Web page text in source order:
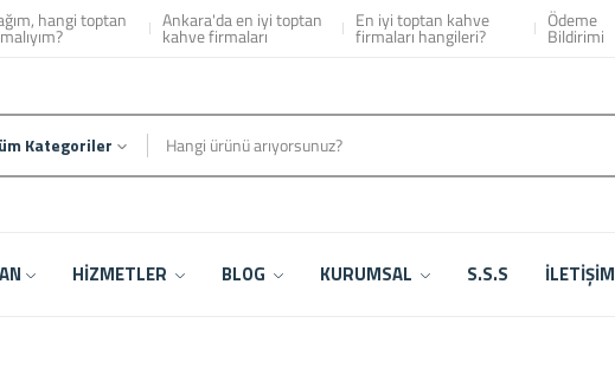
hangi toptan Ankara'da en iyi toptan
kahve firmaları
En iyi toptan kahve
firmaları hangileri?
Ödeme
Bildirimi
Kategoriler
HİZMETLER BLOG KURUMSAL S.S.S İLETİŞİM